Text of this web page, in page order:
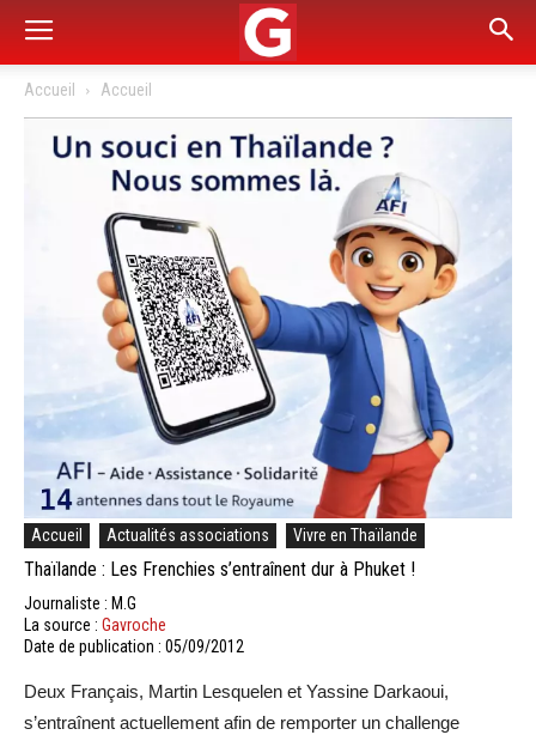
Accueil Accueil
Accueil Actualités associations Vivre en Thaïlande
Thaïlande : Les Frenchies s’entraînent dur à Phuket !
Journaliste : M.G
La source : Gavroche
Date de publication : 05/09/2012
Deux Français, Martin Lesquelen et Yassine Darkaoui,
s’entraînent actuellement afin de remporter un challenge